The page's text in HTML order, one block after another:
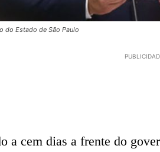
do Estado de São Paulo
a cem dias a frente do